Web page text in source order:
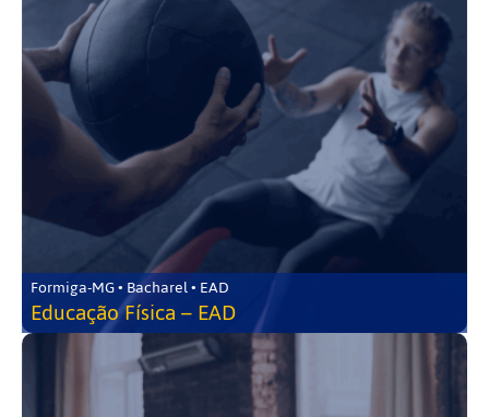
Formiga-MG • Bacharel • EAD
Educação Física – EAD